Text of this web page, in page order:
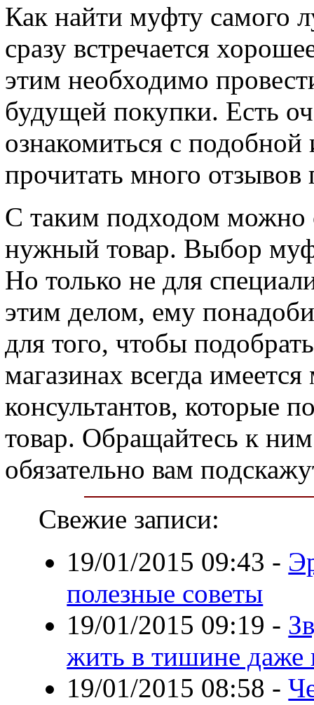
Как найти муфту самого
сразу встречается
этим необходимо
будущей покупки. Есть
ознакомиться с
прочитать много отзывов
С таким подходом можно
нужный товар. Выбор
Но только не для
этим делом, ему
для того, чтобы
магазинах всегда
консультантов, которые
товар. Обращайтесь к
обязательно вам
Свежие записи:
19/01/2015 09:43 -
полезные советы
19/01/2015 09:19 -
жить в тишине
19/01/2015 08:58 -